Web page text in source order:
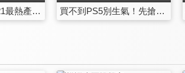
台股破萬四！2021最熱產業抄錢部署！ 第33集 買不到PS5別生氣！先搶概念股賺財氣 第34集